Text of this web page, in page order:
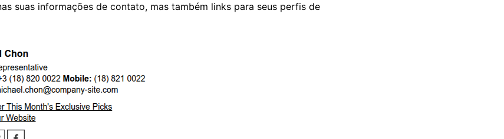
suas informações de contato, mas também links para seus perfis de